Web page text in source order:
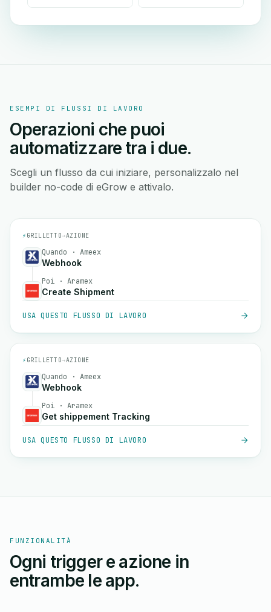
ESEMPI DI FLUSSI DI LAVORO
Operazioni che puoi
automatizzare tra i due.
Scegli un flusso da cui iniziare, personalizzalo nel
builder no-code di eGrow e attivalo.
⚡ GRILLETTO→AZIONE
Quando · Ameex
Webhook
Poi · Aramex
Create Shipment
USA QUESTO FLUSSO DI LAVORO
⚡ GRILLETTO→AZIONE
Quando · Ameex
Webhook
Poi · Aramex
Get shippement Tracking
USA QUESTO FLUSSO DI LAVORO
FUNZIONALITÀ
Ogni trigger e azione in
entrambe le app.